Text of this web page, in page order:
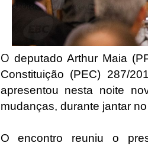
O deputado Arthur Maia
Constituição (PEC) 287/
apresentou nesta noite
mudanças, durante jantar
O encontro reuniu o